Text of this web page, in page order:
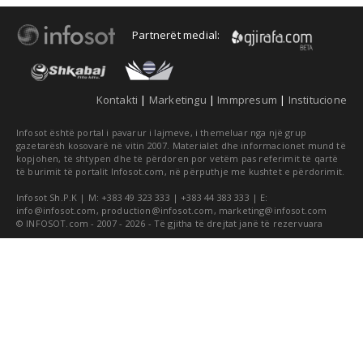
Partnerët medial:
Kontakti | Marketingu | Immpresum | Institucione
Infosot është portal i pavarur i lajmeve, i themeluar nga një grup
gazetarësh kosovarë në vitin 2007. Materialet dhe informacionet mund të
kopjohen, të shtypen dhe të përdoren por vetëm pas referimit të qartë
të burimit të portalit Infosot.com, në përputhje me kushtet e përdorimit.
Infosot Sh.P.K | M: +383 49 323 333 | +383 44 383 333 | E:
info@infosot.com , production@infosot.com , marketing@infosot.com
© INFOSOT.com - 2007 - 2026 - Të gjitha të drejtat janë të rezervuara